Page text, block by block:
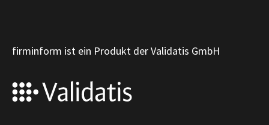
firminform ist ein Produkt der Validatis GmbH